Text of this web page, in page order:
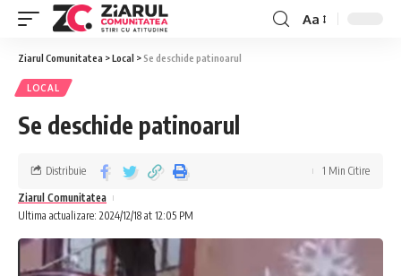
Aa
Ziarul Comunitatea >Local >Se deschide patinoarul
LOCAL
Se deschide patinoarul
Ultima actualizare: 2024/12/18 at 12:05 PM
Ziarul Comunitatea
Distribuie 1 Min Citire